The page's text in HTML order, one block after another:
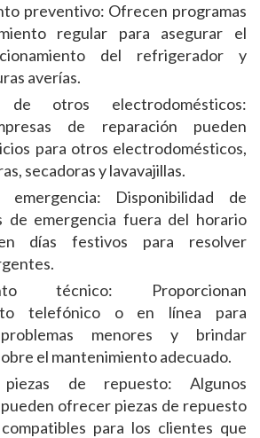
preventivo: Ofrecen programas
regular para asegurar el
del refrigerador y
averías.
de otros electrodomésticos:
de reparación pueden
para otros electrodomésticos,
secadoras y lavavajillas.
Disponibilidad de
de emergencia fuera del horario
días festivos para resolver
técnico: Proporcionan
telefónico o en línea para
menores y brindar
el mantenimiento adecuado.
de repuesto: Algunos
ofrecer piezas de repuesto
para los clientes que